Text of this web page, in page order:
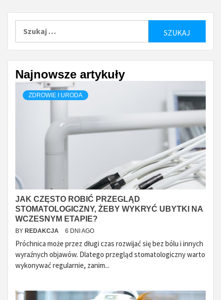
Najnowsze artykuły
ZDROWIE I URODA
JAK CZĘSTO ROBIĆ PRZEGLĄD
STOMATOLOGICZNY, ŻEBY WYKRYĆ UBYTKI NA
WCZESNYM ETAPIE?
BY REDAKCJA 6 DNI AGO
Próchnica może przez długi czas rozwijać się bez bólu i innych
wyraźnych objawów. Dlatego przegląd stomatologiczny warto
wykonywać regularnie, zanim...